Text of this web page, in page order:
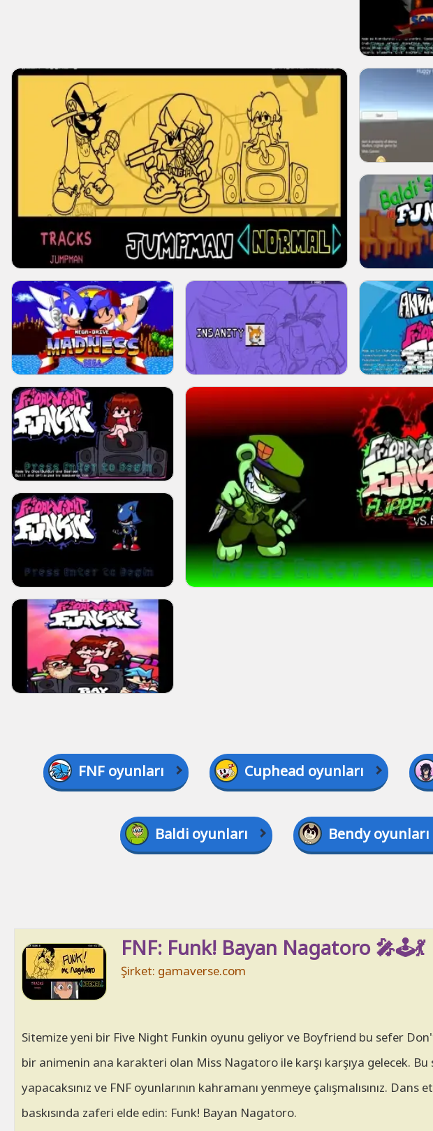
FNF oyunları Cuphead oyunları
Baldi oyunları Bendy oyunları
FNF: Funk! Bayan Nagatoro 🎤🕹️💃
Şirket: gamaverse.com
Sitemize yeni bir Five Night Funkin oyunu geliyor ve Boyfriend bu sefer
bir animenin ana karakteri olan Miss Nagatoro ile karşı karşıya gelecek.
yapacaksınız ve FNF oyunlarının kahramanı yenmeye çalışmalısınız.
baskısında zaferi elde edin: Funk! Bayan Nagatoro.